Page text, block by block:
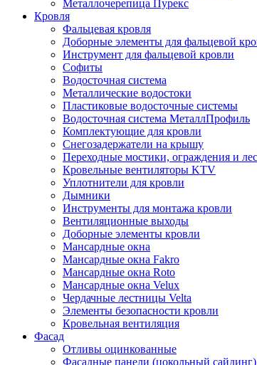
Металлочерепица Пурекс
Кровля
Фальцевая кровля
Доборные элементы для фальцевой
Инструмент для фальцевой кровли
Софиты
Водосточная система
Металлические водостоки
Пластиковые водосточные системы
Водосточная система МеталлПрофиль
Комплектующие для кровли
Снегозадержатели на крышу
Переходные мостики, ограждения и
Кровельные вентиляторы KTV
Уплотнители для кровли
Дымники
Инструменты для монтажа кровли
Вентиляционные выходы
Доборные элементы кровли
Мансардные окна
Мансардные окна Fakro
Мансардные окна Roto
Мансардные окна Velux
Чердачные лестницы Velta
Элементы безопасности кровли
Кровельная вентиляция
Фасад
Отливы оцинкованные
Фасадные панели (цокольный сайдинг)